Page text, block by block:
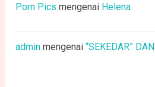
Porn Pics mengenai Helena
admin mengenai“SEKEDAR”